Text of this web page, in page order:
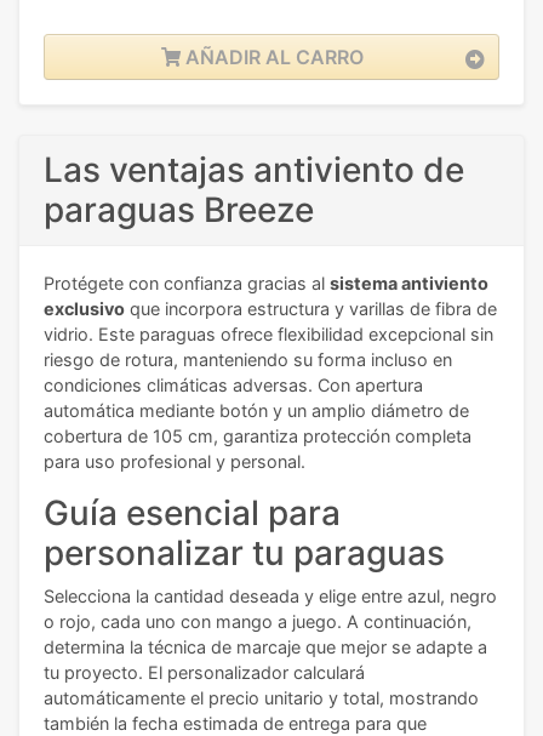
AÑADIR AL CARRO
Las ventajas antiviento de
paraguas Breeze
Protégete con confianza gracias al sistema antiviento
exclusivo que incorpora estructura y varillas de fibra de
vidrio. Este paraguas ofrece flexibilidad excepcional sin
riesgo de rotura, manteniendo su forma incluso en
condiciones climáticas adversas. Con apertura
automática mediante botón y un amplio diámetro de
cobertura de 105 cm, garantiza protección completa
para uso profesional y personal.
Guía esencial para
personalizar tu paraguas
Selecciona la cantidad deseada y elige entre azul, negro
o rojo, cada uno con mango a juego. A continuación,
determina la técnica de marcaje que mejor se adapte a
tu proyecto. El personalizador calculará
automáticamente el precio unitario y total, mostrando
también la fecha estimada de entrega para que